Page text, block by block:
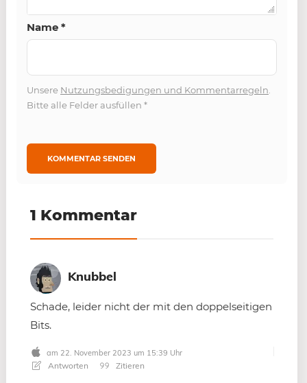
Name *
Unsere Nutzungsbedigungen und Kommentarregeln
Bitte alle Felder ausfüllen *
1 Kommentar
Knubbel
Schade, leider nicht der mit den doppelseitigen
Bits.
am 22. November 2023 um 15:39 Uhr
Antworten Zitieren